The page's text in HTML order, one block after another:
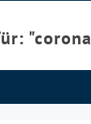
"corona